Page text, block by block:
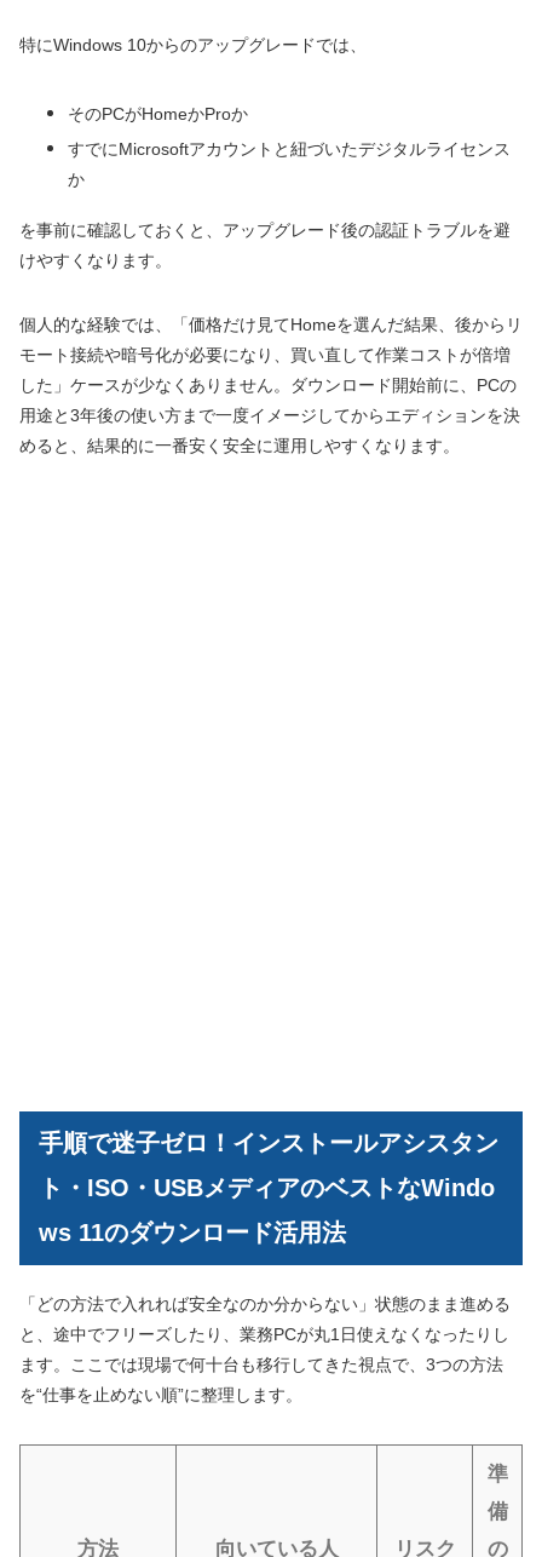
特にWindows 10からのアップグレードでは、
そのPCがHomeかProか
すでにMicrosoftアカウントと紐づいたデジタルライセンス
か
を事前に確認しておくと、アップグレード後の認証トラブルを避
けやすくなります。
個人的な経験では、「価格だけ見てHomeを選んだ結果、後からリ
モート接続や暗号化が必要になり、買い直して作業コストが倍増
した」ケースが少なくありません。ダウンロード開始前に、PCの
用途と3年後の使い方まで一度イメージしてからエディションを決
めると、結果的に一番安く安全に運用しやすくなります。
手順で迷子ゼロ！インストールアシスタン
ト・ISO・USBメディアのベストなWindo
ws 11のダウンロード活用法
「どの方法で入れれば安全なのか分からない」状態のまま進める
と、途中でフリーズしたり、業務PCが丸1日使えなくなったりし
ます。ここでは現場で何十台も移行してきた視点で、3つの方法
を“仕事を止めない順”に整理します。
方法 向いている人 リスク
準
備
の